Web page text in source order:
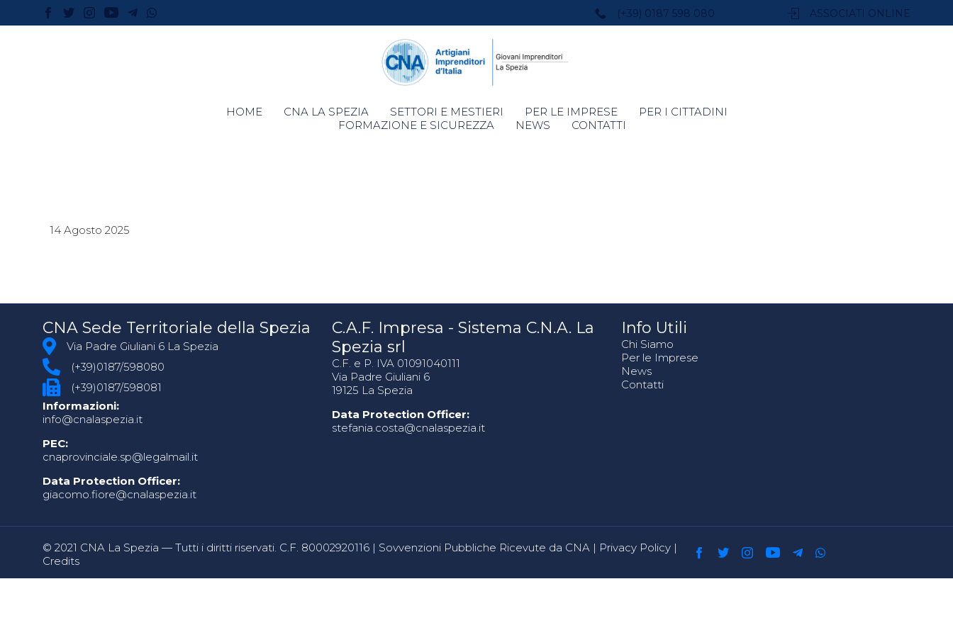
(+39) 0187 598 080 ASSOCIATI ONLINE
Skip
to
HOME CNA LA SPEZIA SETTORI E MESTIERI PER LE IMPRESE
PER I CITTADINI
FORMAZIONE E SICUREZZA
NEWS CONTATTI
14 Agosto 2025
CNA Sede Territoriale della Spezia
Via Padre Giuliani 6 La Spezia
(+39)0187/598080
(+39)0187/598081
Informazioni:
info@cnalaspezia.it
PEC:
cnaprovinciale.sp@legalmail.it
Data Protection Officer:
giacomo.fiore@cnalaspezia.it
C.A.F. Impresa - Sistema C.N.A. La
Spezia srl
C.F. e P. IVA 01091040111
Via Padre Giuliani 6
19125 La Spezia
Data Protection Officer:
stefania.costa@cnalaspezia.it
Info Utili
Chi Siamo
Per le Imprese
News
Contatti
© 2021 CNA La Spezia — Tutti i diritti riservati. C.F. 80002920116 | Sovvenzioni Pubbliche Ricevute da CNA | Privacy Policy |
Credits